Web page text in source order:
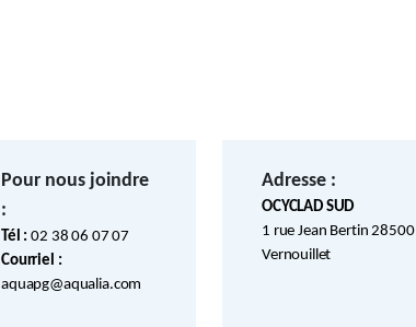
Pour nous joindre
:
Tél :02 38 06 07 07
Courriel :
aquapg@aqualia.com
Adresse :
OCYCLAD SUD
1 rue Jean Bertin 28500
Vernouillet